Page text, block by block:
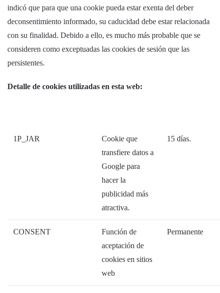
indicó que para que una cookie pueda estar exenta del deber
deconsentimiento informado, su caducidad debe estar relacionada
con su finalidad. Debido a ello, es mucho más probable que se
consideren como exceptuadas las cookies de sesión que las
persistentes.
Detalle de cookies utilizadas en esta web:
1P_JAR
Cookie que
transfiere datos a
Google para
hacer la
publicidad más
atractiva.
15 días.
CONSENT
Función de
aceptación de
cookies en sitios
web
Permanente